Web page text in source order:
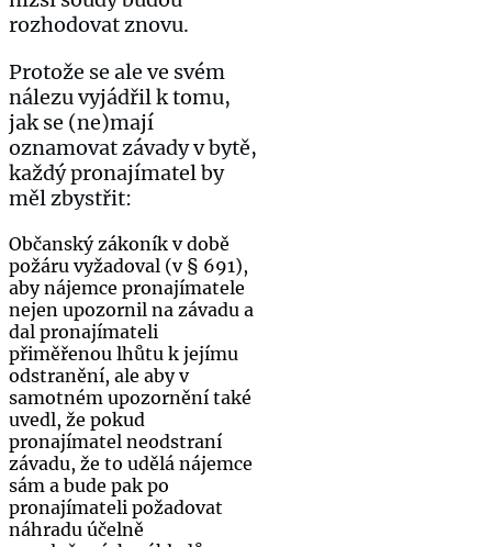
rozhodovat znovu.
Protože se ale ve svém
nálezu vyjádřil k tomu,
jak se (ne)mají
oznamovat závady v bytě,
každý pronajímatel by
měl zbystřit:
Občanský zákoník v době
požáru vyžadoval (v § 691),
aby nájemce pronajímatele
nejen upozornil na závadu a
dal pronajímateli
přiměřenou lhůtu k jejímu
odstranění, ale aby v
samotném upozornění také
uvedl, že pokud
pronajímatel neodstraní
závadu, že to udělá nájemce
sám a bude pak po
pronajímateli požadovat
náhradu účelně